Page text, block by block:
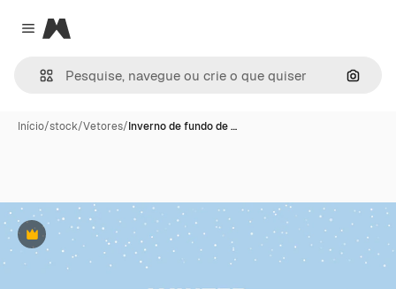
Close menu
Magnific
Início/stock/Vetores/Inverno de fundo de …
Premium